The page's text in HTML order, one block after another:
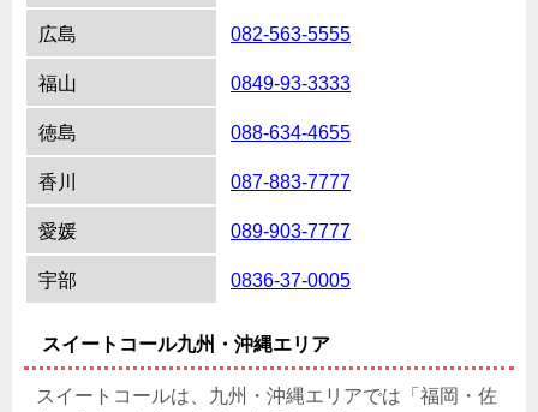
広島 082-563-5555
福山 0849-93-3333
徳島 088-634-4655
香川 087-883-7777
愛媛 089-903-7777
宇部 0836-37-0005
スイートコール九州・沖縄エリア
スイートコールは、九州・沖縄エリアでは「福岡・佐